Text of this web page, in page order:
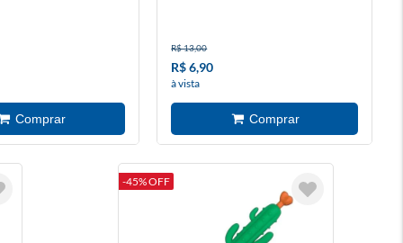
R$ 13,00
R$ 6,90
à vista
-45% OFF